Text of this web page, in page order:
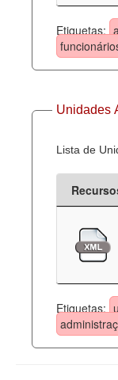
Etiquetas:
Unidades
Lista de
Etiquetas: